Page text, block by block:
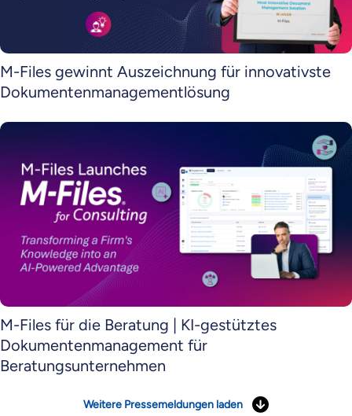
M-Files gewinnt Auszeichnung für innovativste
Dokumentenmanagementlösung
M-Files für die Beratung | KI-gestütztes
Dokumentenmanagement für
Beratungsunternehmen
Weitere Pressemeldungen laden